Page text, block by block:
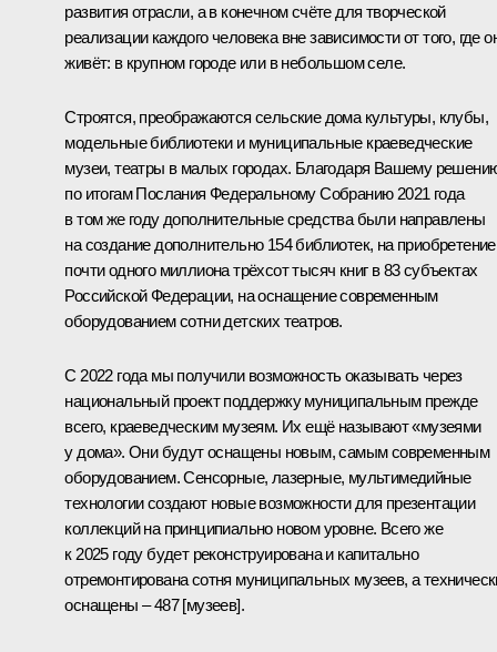
развития отрасли, а в конечном счёте для творческой
реализации каждого человека вне зависимости от того, где
живёт: в крупном городе или в небольшом селе.
Строятся, преображаются сельские дома культуры, клубы,
модельные библиотеки и муниципальные краеведческие
музеи, театры в малых городах. Благодаря Вашему
по итогам Послания Федеральному Собранию 2021 года
в том же году дополнительные средства были направлены
на создание дополнительно 154 библиотек, на приобретение
почти одного миллиона трёхсот тысяч книг в 83 субъектах
Российской Федерации, на оснащение современным
оборудованием сотни детских театров.
С 2022 года мы получили возможность оказывать через
национальный проект поддержку муниципальным прежде
всего, краеведческим музеям. Их ещё называют «музеями
у дома». Они будут оснащены новым, самым современным
оборудованием. Сенсорные, лазерные, мультимедийные
технологии создают новые возможности для презентации
коллекций на принципиально новом уровне. Всего же
к 2025 году будет реконструирована и капитально
отремонтирована сотня муниципальных музеев, а
оснащены – 487 [музеев].